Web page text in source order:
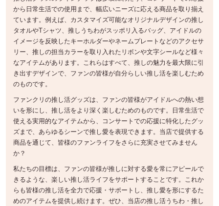
から日常生活での使用まで、幅広いニーズに応える商品を取り揃え
ています。例えば、カスタマイズ可能なオリジナルデザインの推し
タオルやTシャツ、推しうちわがスッポリ入るバッグ、アイドルの
イメージを反映したキーホルダーやネームプレートなどのアクセサ
リー、推しの担当カラーを取り入れたリボンや文字シールなど様々
なアイテムがあります。これらはすべて、推しの魅力を最大限に引
き出すデザインで、ファンの皆様が自分らしい推し活を楽しむため
のものです。
ファンクリの推し活グッズは、ファンの皆様がアイドルへの熱い想
いを形にし、推し活をより深く楽しむためのものです。日常生活で
使える実用的なアイテムから、コンサートでの応援に特化したグッ
ズまで、あらゆるシーンで推し愛を表現できます。当店で提供する
商品を通じて、皆様のファンライフをさらに充実させてみません
か？
私たちの目標は、ファンの皆様が推しに対する愛を常にアピールで
きるような、楽しい推し活ライフをサポートすることです。これか
らも皆様の推し活を全力で応援・サポートし、推し愛を形にするた
めのアイテムを提供し続けます。ぜひ、当店の推し活うちわ・推し